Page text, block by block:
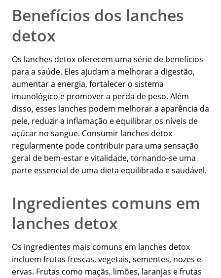
Benefícios dos lanches
detox
Os lanches detox oferecem uma série de benefícios
para a saúde. Eles ajudam a melhorar a digestão,
aumentar a energia, fortalecer o sistema
imunológico e promover a perda de peso. Além
disso, esses lanches podem melhorar a aparência da
pele, reduzir a inflamação e equilibrar os níveis de
açúcar no sangue. Consumir lanches detox
regularmente pode contribuir para uma sensação
geral de bem-estar e vitalidade, tornando-se uma
parte essencial de uma dieta equilibrada e saudável.
Ingredientes comuns em
lanches detox
Os ingredientes mais comuns em lanches detox
incluem frutas frescas, vegetais, sementes, nozes e
ervas. Frutas como maçãs, limões, laranjas e frutas